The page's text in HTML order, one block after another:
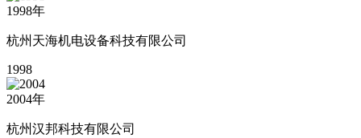
1998年
杭州天海机电设备科技有限公司
1998
2004年
杭州汉邦科技有限公司